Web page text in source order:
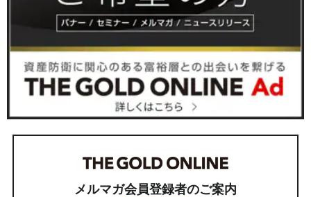
メルマガ会員登録者のご案内